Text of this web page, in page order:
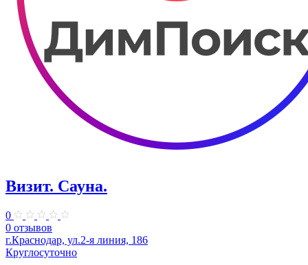
Визит. Сауна.
0
0 отзывов
г.Краснодар, ул.2-я линия, 186
Круглосуточно